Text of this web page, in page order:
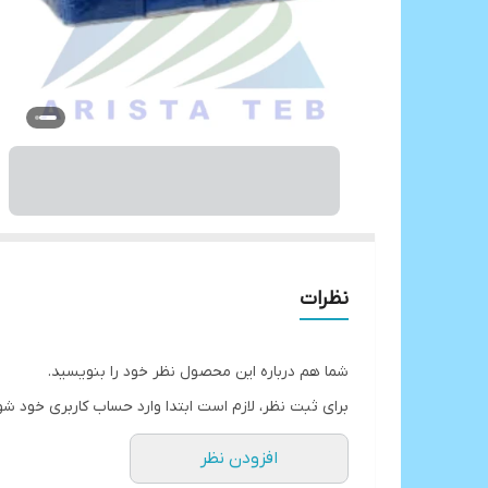
نظرات
شما هم درباره این محصول نظر خود را بنویسید.
برای ثبت نظر، لازم است ابتدا وارد حساب کاربری خود
افزودن نظر